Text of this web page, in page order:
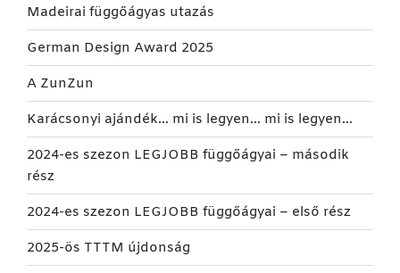
Madeirai függőágyas utazás
German Design Award 2025
A ZunZun
Karácsonyi ajándék… mi is legyen… mi is legyen…
2024-es szezon LEGJOBB függőágyai – második
rész
2024-es szezon LEGJOBB függőágyai – első rész
2025-ös TTTM újdonság